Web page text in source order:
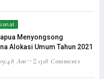
Menyongsong
Alokasi Umum Tahun 2021
Am 1318 Comments